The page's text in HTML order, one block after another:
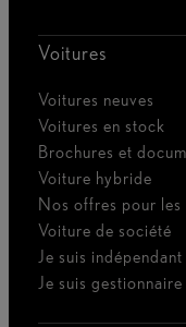
Voitures
Voitures neuves
Voitures en stock
Brochures et
Voiture hybride
Nos offres pour
Voiture de société
Je suis indépendant
Je suis